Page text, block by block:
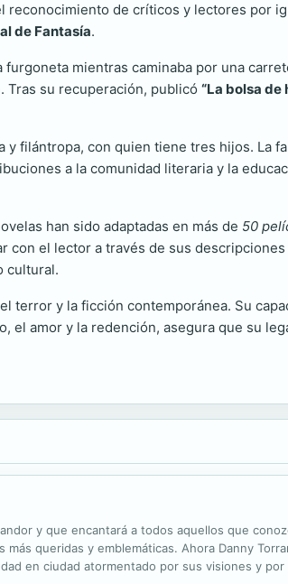
de críticos y lectores por
de Fantasía.
mientras caminaba por una
su recuperación, publicó “La bolsa de
filántropa, con quien tiene tres hijos. La
a la comunidad literaria y la
han sido adaptadas en más de 50
el lector a través de sus
cultural.
terror y la ficción contemporánea. Su
el amor y la redención, asegura que su
y que encantará a todos aquellos que
queridas y emblemáticas. Ahora Danny
en ciudad atormentado por sus visiones y